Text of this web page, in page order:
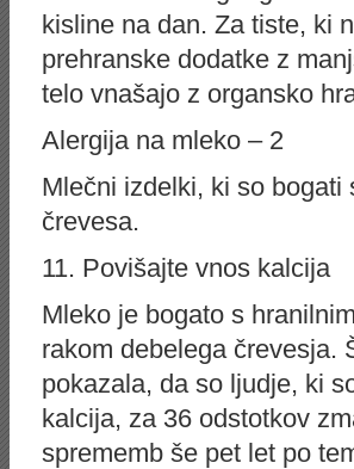
kisline na dan. Za tiste, ki
prehranske dodatke z
telo vnašajo z organsko
Alergija na mleko – 2
Mlečni izdelki, ki so
črevesa.
11. Povišajte vnos kalcija
Mleko je bogato s
rakom debelega črevesja.
pokazala, da so ljudje, ki
kalcija, za 36 odstotkov
sprememb še pet let po